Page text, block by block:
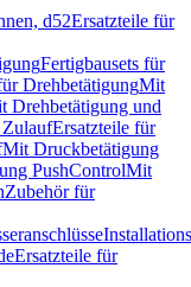
d52Ersatzteile für
Fertigbausets für
DrehbetätigungMit
Drehbetätigung und
ZulaufErsatzteile für
Mit Druckbetätigung
PushControlMit
Zubehör für
Ersatzteile für